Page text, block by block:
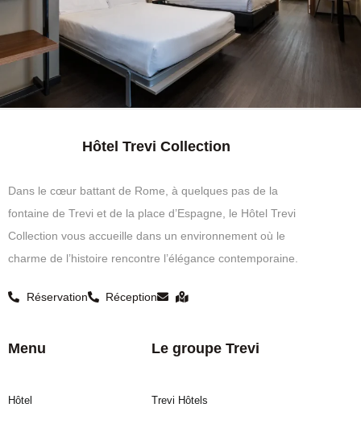
Hôtel Trevi Collection
Dans le cœur battant de Rome, à quelques pas de la
fontaine de Trevi et de la place d’Espagne, le Hôtel Trevi
Collection vous accueille dans un environnement où le
charme de l’histoire rencontre l’élégance contemporaine.
Réservation Réception
Menu
Hôtel
Le groupe Trevi
Trevi Hôtels